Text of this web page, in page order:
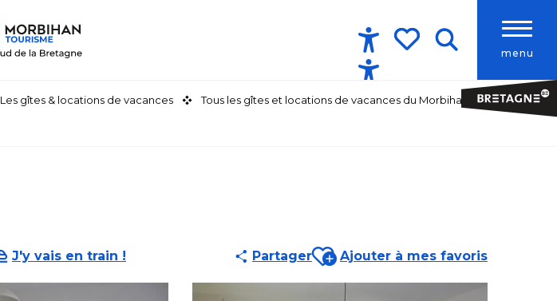
menu
Accessibilité
Les gîtes & locations de vacances
Tous les gîtes et locations de vacances du Morbihan
J'y vais en train ! PartagerAjouter aux favoris
Ajouter à mes favoris